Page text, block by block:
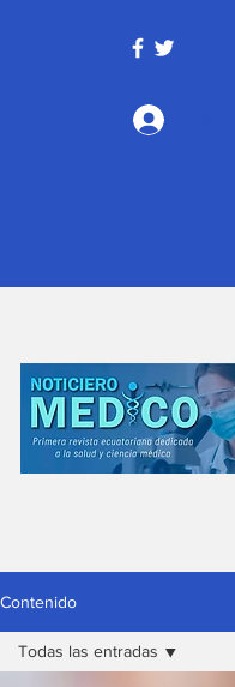
Contenido
Todas las entradas